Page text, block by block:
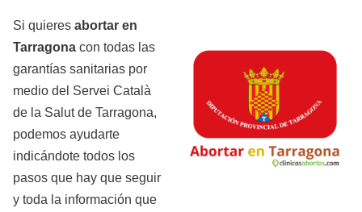
Si quieres abortar en
Tarragona con todas las
garantías sanitarias por
medio del Servei Català
de la Salut de Tarragona,
podemos ayudarte
indicándote todos los
pasos que hay que seguir
y toda la información que